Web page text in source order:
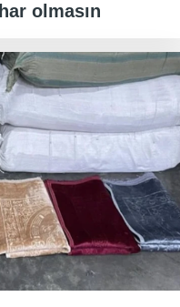
olmasın